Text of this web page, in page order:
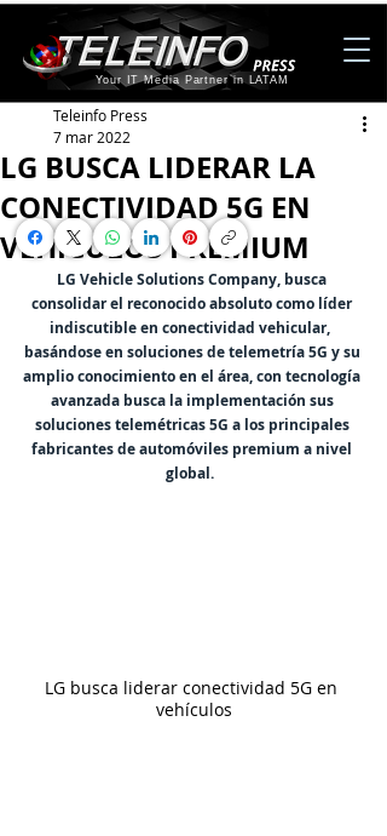
Your IT Media Partner in LATAM
LG BUSCA LIDERAR LA
CONECTIVIDAD 5G EN
VEHÍCULOS PREMIUM
Teleinfo Press
7 mar 2022
LG Vehicle Solutions Company, busca
consolidar el reconocido absoluto como líder
indiscutible en conectividad vehicular,
basándose en soluciones de telemetría 5G y su
amplio conocimiento en el área, con tecnología
avanzada busca la implementación sus
soluciones telemétricas 5G a los principales
fabricantes de automóviles premium a nivel
global.
LG busca liderar conectividad 5G en
vehículos